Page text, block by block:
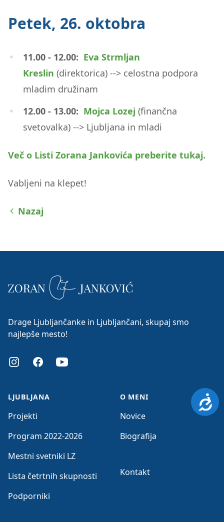
Petek, 26. oktobra
11.00 - 12.00: Eva Strmljan
Kreslin (direktorica) --> celostna podpora
mladim družinam
12.00 - 13.00: Mojca Lozej (finančna
svetovalka) --> Ljubljana in mladi
Več o Listi Zorana Jankovića preberite tukaj.
Vabljeni na klepet!
Nazaj
Drage Ljubljančanke in Ljubljančani, skupaj smo
najlepše mesto!
InstagramFacebookYoutube
LJUBLJANA
Projekti
Program 2022-2026
Mestni svetniki LZ
Lista četrtnih skupnosti
Podporniki
O MENI
Novice
Biografija
Kontakt